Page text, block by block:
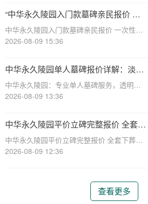
受公众信赖的陵园品牌，一直致力于为家属
提供高品质、高性价比的殡葬服务。近
“中华永久陵园入门款墓碑亲民报价 一
次性付清享折上折：超值安葬方案深度
解析”
中华永久陵园入门款墓碑亲民报价 一次性付
清享折上折：超值安葬方案深度解析☎ 中华
中，我们总会面临生离死别的时刻。当亲人
离世，选择一个合适的安葬地点，
2026-08-09 15:36
中华永久陵园单人墓碑报价详解：淡季
下单享数千元优惠
中华永久陵园：专业单人墓碑服务，透明报
价与淡季优惠助力您选择理想安息之地☎ 中
园，作为业界领先的陵园服务提供商，深知
每一座墓碑背后承载的深情与敬意。
2026-08-09 13:36
中华永久陵园平价立碑完整报价 全套下
葬流程打包降价详解
中华永久陵园平价立碑完整报价 全套下葬流
程打包降价详解☎ 中华永久陵园电话:400-
下的是无尽的思念和缅怀。而中华
2026-08-09 12:36
查看更多